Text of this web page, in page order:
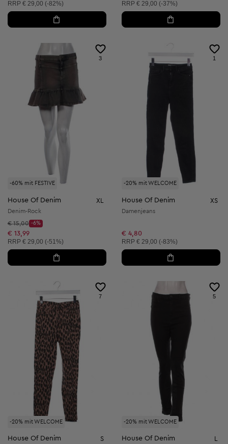
Unverbindliche Preisempfehlung:
RRP € 29,00 (-82%) Unverbindliche Preisempfehlung:
RRP € 29,00 (-37%)
-60% mit FESTIVE
3
House Of Denim XL
Denim-Rock
Startpreis:
€ 15,00
Discount Price:
-6%
Reduzierter Preis:
€ 13,99
Unverbindliche Preisempfehlung:
RRP € 29,00 (-51%)
-20% mit WELCOME
1
House Of Denim XS
Damenjeans
€ 4,80
Unverbindliche Preisempfehlung:
RRP € 29,00 (-83%)
-20% mit WELCOME
7
House Of Denim S
-20% mit WELCOME
5
House Of Denim